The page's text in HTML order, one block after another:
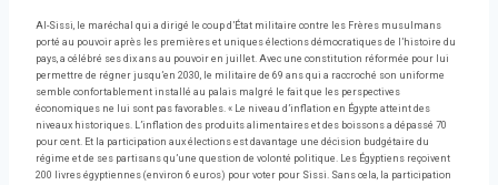
Al-Sissi, le maréchal qui a dirigé le coup d’État militaire contre les Frères musulmans
porté au pouvoir après les premières et uniques élections démocratiques de l’histoire du
pays, a célébré ses dix ans au pouvoir en juillet. Avec une constitution réformée pour lui
permettre de régner jusqu’en 2030, le militaire de 69 ans qui a raccroché son uniforme
semble confortablement installé au palais malgré le fait que les perspectives
économiques ne lui sont pas favorables. « Le niveau d’inflation en Égypte atteint des
niveaux historiques. L’inflation des produits alimentaires et des boissons a dépassé 70
pour cent. Et la participation aux élections est davantage une décision budgétaire du
régime et de ses partisans qu’une question de volonté politique. Les Égyptiens reçoivent
200 livres égyptiennes (environ 6 euros) pour voter pour Sissi. Sans cela, la participation